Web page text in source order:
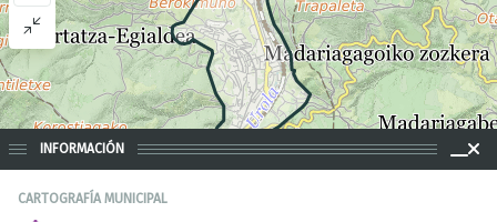
INFORMACIÓN
CARTOGRAFÍA MUNICIPAL